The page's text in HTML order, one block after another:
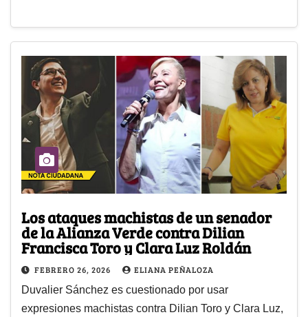
Los ataques machistas de un senador
de la Alianza Verde contra Dilian
Francisca Toro y Clara Luz Roldán
FEBRERO 26, 2026 ELIANA PEÑALOZA
Duvalier Sánchez es cuestionado por usar
expresiones machistas contra Dilian Toro y Clara Luz,